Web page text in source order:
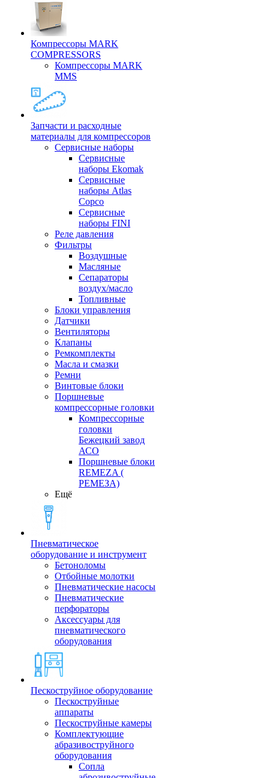
Компрессоры MARK
COMPRESSORS
Компрессоры MARK
MMS
Запчасти и расходные
материалы для компрессоров
Cервисные наборы
Сервисные
наборы Ekomak
Cервисные
наборы Atlas
Copco
Сервисные
наборы FINI
Реле давления
Фильтры
Воздушные
Масляные
Сепараторы
воздух/масло
Топливные
Блоки управления
Датчики
Вентиляторы
Клапаны
Ремкомплекты
Масла и смазки
Ремни
Винтовые блоки
Поршневые
компрессорные головки
Компрессорные
головки
Бежецкий завод
АСО
Поршневые блоки
REMEZA (
РЕМЕЗА)
Ещё
Пневматическое
оборудование и инструмент
Бетоноломы
Отбойные молотки
Пневматические насосы
Пневматические
перфораторы
Аксессуары для
пневматического
оборудования
Пескоструйное оборудование
Пескоструйные
аппараты
Пескоструйные камеры
Комплектующие
абразивоструйного
оборудования
Сопла